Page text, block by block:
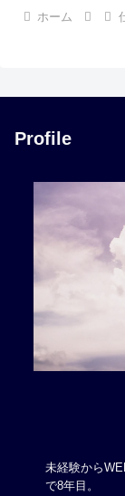
ホーム
Profile
未経験から
で8年目。